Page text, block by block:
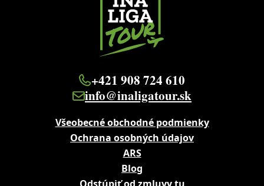
+421 908 724 610
info@inaligatour.sk
Všeobecné obchodné podmienky
Ochrana osobných údajov
ARS
Blog